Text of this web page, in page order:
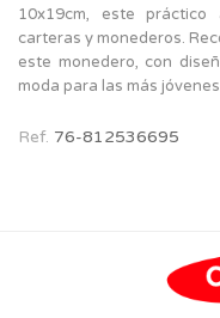
10x19cm, este
carteras y monederos.
este monedero, con
moda para las más
Ref. 76-812536695